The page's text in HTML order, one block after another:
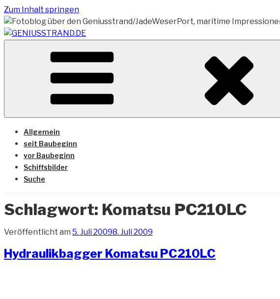
Zum Inhalt springen
GENIUSSTRAND.DE
Vom Geniusstrand zum JadeWeserPort/Container Terminal Wilhelmshaven
Allgemein
seit Baubeginn
vor Baubeginn
Schiffsbilder
Suche
Schlagwort: Komatsu PC210LC
Veröffentlicht am 5. Juli 20098. Juli 2009
Hydraulikbagger Komatsu PC210LC